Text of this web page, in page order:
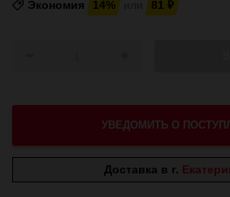
Экономия 14% 81 ₽
УВЕДОМИТЬ О
Доставка в г.